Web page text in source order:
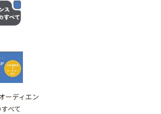
ーディエン
べて